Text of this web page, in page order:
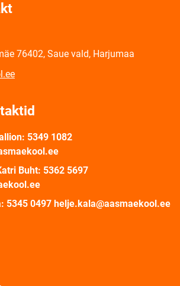
76402, Saue vald, Harjumaa
5349 1082
Buht: 5362 5697
5345 0497 helje.kala@aasmaekool.ee